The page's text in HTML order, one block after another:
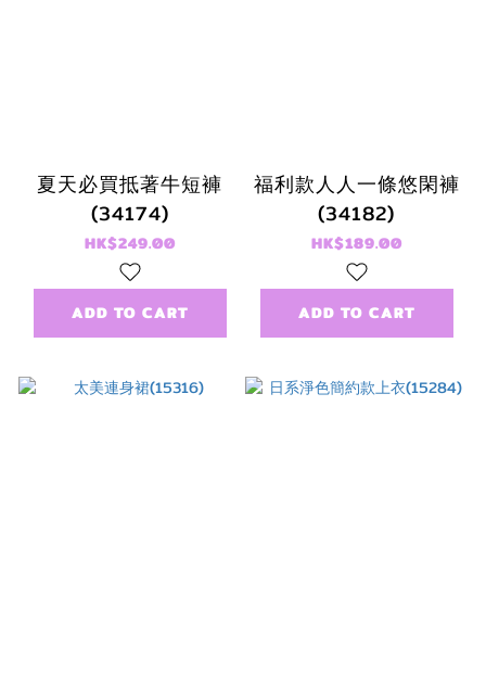
夏天必買抵著牛短褲
(34174)
HK$249.00
ADD TO CART
福利款人人一條悠閑褲
(34182)
HK$189.00
ADD TO CART